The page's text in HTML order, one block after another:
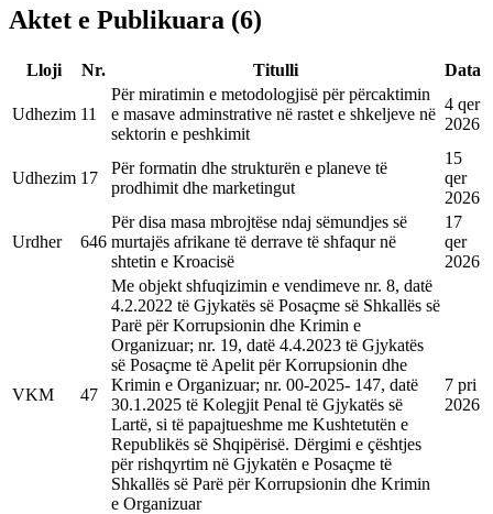
Aktet e Publikuara (6)
Lloji Nr. Titulli Data
Udhezim 11
Për miratimin e metodologjisë për përcaktimin
e masave adminstrative në rastet e shkeljeve në
sektorin e peshkimit
4 qer
2026
Udhezim 17
Për formatin dhe strukturën e planeve të
prodhimit dhe marketingut
15
qer
2026
Urdher 646
Për disa masa mbrojtëse ndaj sëmundjes së
murtajës afrikane të derrave të shfaqur në
shtetin e Kroacisë
17
qer
2026
VKM 47
Me objekt shfuqizimin e vendimeve nr. 8, datë
4.2.2022 të Gjykatës së Posaçme së Shkallës së
Parë për Korrupsionin dhe Krimin e
Organizuar; nr. 19, datë 4.4.2023 të Gjykatës
së Posaçme të Apelit për Korrupsionin dhe
Krimin e Organizuar; nr. 00-2025- 147, datë
30.1.2025 të Kolegjit Penal të Gjykatës së
Lartë, si të papajtueshme me Kushtetutën e
Republikës së Shqipërisë. Dërgimi e çështjes
për rishqyrtim në Gjykatën e Posaçme të
Shkallës së Parë për Korrupsionin dhe Krimin
e Organizuar
7 pri
2026